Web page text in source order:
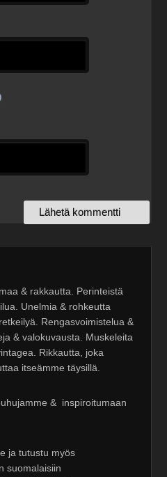
& rakkautta. Perinteistä
Unelmia & rohkeutta
Rengasvoimistelua &
& valokuvausta. Muskeleita
Rikkautta, joka
itseämme täysillä.
& inspiroitumaan
ja tutustu myös
suomalaisiin